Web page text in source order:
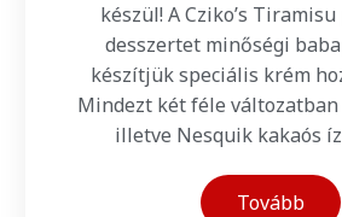
készül! A Cziko’s
desszertet minőségi
készítjük speciális krém
Mindezt két féle változatban
illetve Nesquik kakaós
Tovább